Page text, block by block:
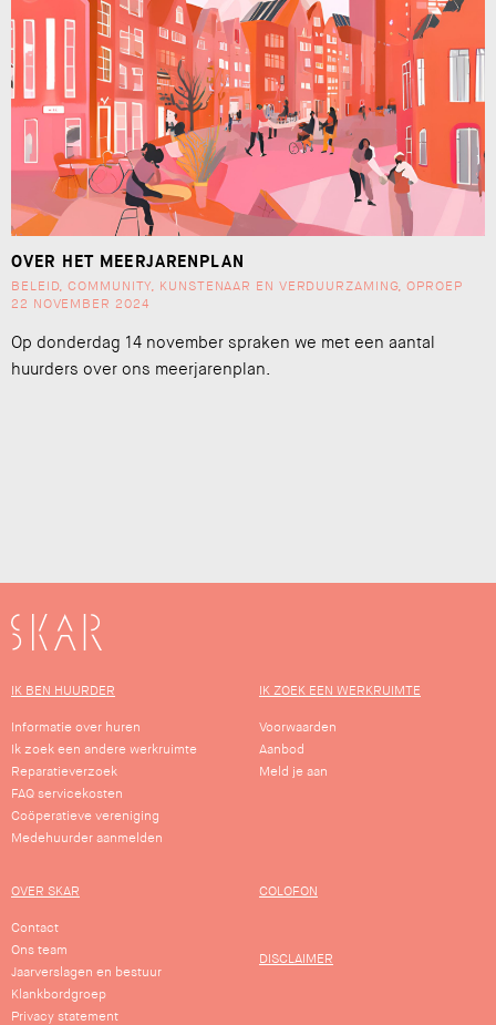
OVER HET MEERJARENPLAN
BELEID,COMMUNITY, KUNSTENAAR EN VERDUURZAMING,OPROEP
22 NOVEMBER 2024
Op donderdag 14 november spraken we met een aantal
huurders over ons meerjarenplan.
SKAR
IK BEN HUURDER
Informatie over huren
Ik zoek een andere werkruimte
Reparatieverzoek
FAQ servicekosten
Coöperatieve vereniging
Medehuurder aanmelden
IK ZOEK EEN WERKRUIMTE
Voorwaarden
Aanbod
Meld je aan
OVER SKAR
Contact
Ons team
Jaarverslagen en bestuur
Klankbordgroep
Privacy statement
COLOFON
DISCLAIMER